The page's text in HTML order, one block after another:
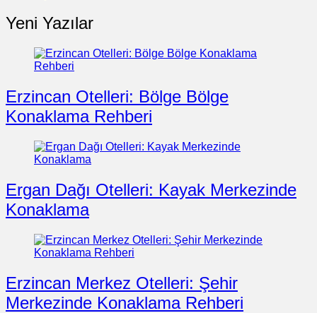
Yeni Yazılar
Erzincan Otelleri: Bölge Bölge
Konaklama Rehberi
Ergan Dağı Otelleri: Kayak Merkezinde
Konaklama
Erzincan Merkez Otelleri: Şehir
Merkezinde Konaklama Rehberi